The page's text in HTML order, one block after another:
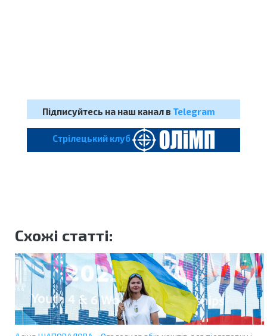
Підписуйтесь на наш канал в Telegram
Cтрілецький клуб
Схожі статті: